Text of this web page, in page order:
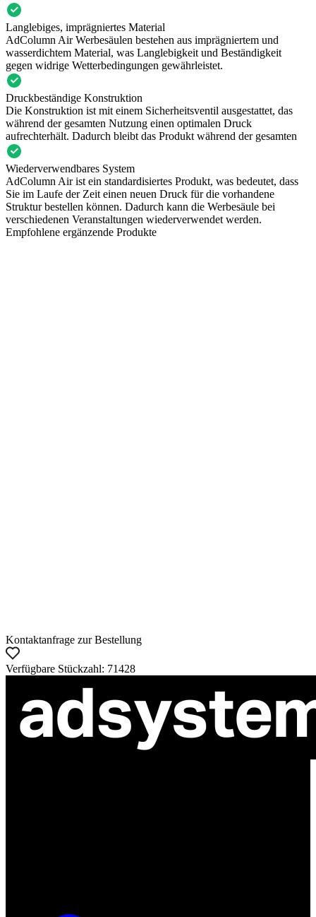
Langlebiges, imprägniertes Material
AdColumn Air Werbesäulen bestehen aus imprägniertem und
wasserdichtem Material, was Langlebigkeit und Beständigkeit
gegen widrige Wetterbedingungen gewährleistet.
Druckbeständige Konstruktion
Die Konstruktion ist mit einem Sicherheitsventil ausgestattet, das
während der gesamten Nutzung einen optimalen Druck
aufrechterhält. Dadurch bleibt das Produkt während der gesamten
Wiederverwendbares System
AdColumn Air ist ein standardisiertes Produkt, was bedeutet, dass
Sie im Laufe der Zeit einen neuen Druck für die vorhandene
Struktur bestellen können. Dadurch kann die Werbesäule bei
verschiedenen Veranstaltungen wiederverwendet werden.
Empfohlene ergänzende Produkte
Kontaktanfrage zur Bestellung
Verfügbare Stückzahl: 71428